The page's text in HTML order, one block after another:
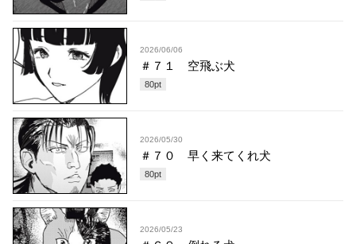
2026/06/06
＃７１ 空飛ぶ犬
80pt
2026/05/30
＃７０ 早く来てくれ犬
80pt
2026/05/23